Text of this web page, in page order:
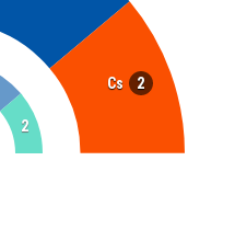
Cs 2
2